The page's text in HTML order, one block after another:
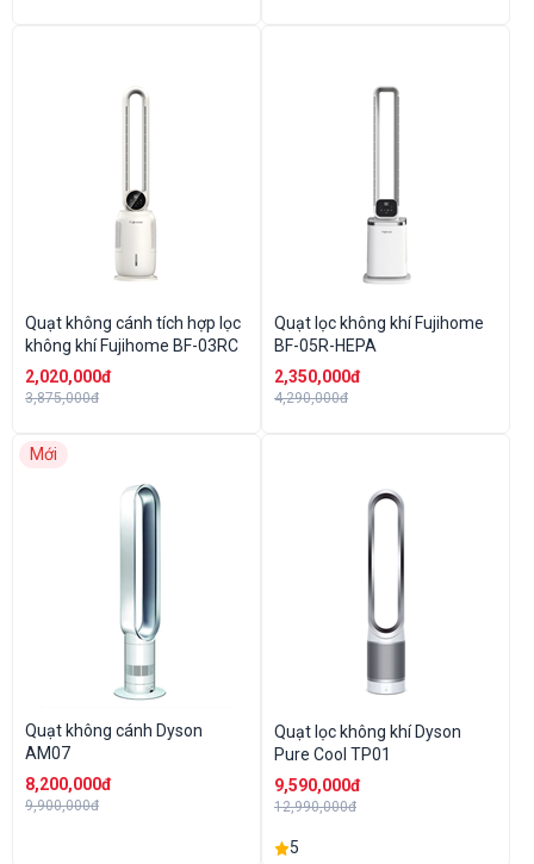
Quạt không cánh tích hợp lọc
không khí Fujihome BF-03RC
2,020,000đ
3,875,000đ
Quạt lọc không khí Fujihome
BF-05R-HEPA
2,350,000đ
4,290,000đ
Mới
Quạt không cánh Dyson
AM07
8,200,000đ
9,900,000đ
Quạt lọc không khí Dyson
Pure Cool TP01
9,590,000đ
12,990,000đ
5